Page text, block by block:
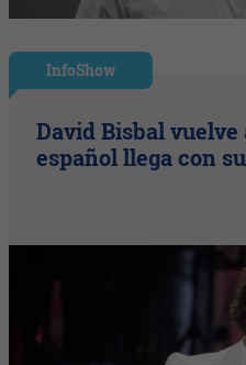
InfoShow
David Bisbal vuelve
español llega con